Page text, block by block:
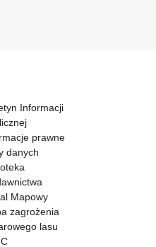
Informacji
prawne
danych
Mapowy
zagrożenia
lasu